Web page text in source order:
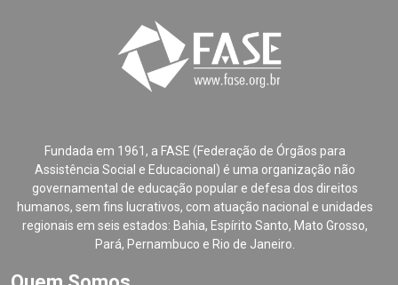
Fundada em 1961, a FASE (Federação de Órgãos para
Assistência Social e Educacional) é uma organização não
governamental de educação popular e defesa dos direitos
humanos, sem fins lucrativos, com atuação nacional e unidades
regionais em seis estados: Bahia, Espírito Santo, Mato Grosso,
Pará, Pernambuco e Rio de Janeiro.